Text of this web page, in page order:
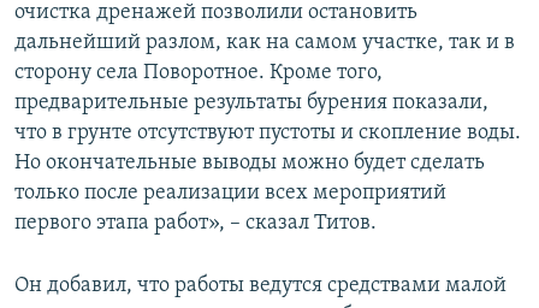
очистка дренажей позволили остановить
дальнейший разлом, как на самом участке, так и в
сторону села Поворотное. Кроме того,
предварительные результаты бурения показали,
что в грунте отсутствуют пустоты и скопление воды.
Но окончательные выводы можно будет сделать
только после реализации всех мероприятий
первого этапа работ», – сказал Титов.
Он добавил, что работы ведутся средствами малой